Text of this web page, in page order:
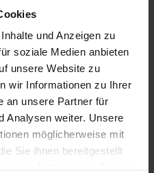
und Anzeigen zu
soziale Medien anbieten
unsere Website zu
wir Informationen zu Ihrer
an unsere Partner für
Analysen weiter. Unsere
möglicherweise mit
Sie ihnen bereitgestellt
ca. 10 Werktage
ca. 3 - 5 Werktage